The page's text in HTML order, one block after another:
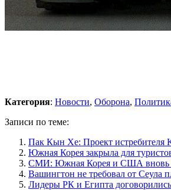
Категория: Новости, Оборона,
Записи по теме:
Пак Кын Хе: Проект истребителя
Южная Корея закрыла для
СМИ: Южная Корея и США вновь не
Вашингтон не требовал от Сеула
Лидеры РК и Египта